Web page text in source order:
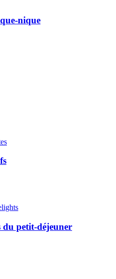
nique
du petit-déjeuner